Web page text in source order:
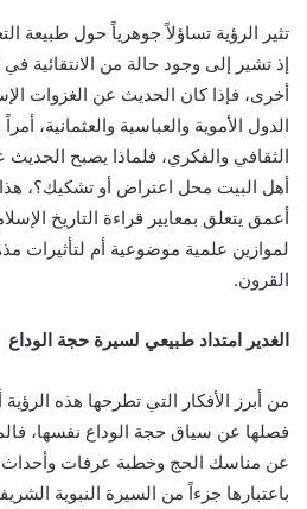
تثير الرؤية تساؤلاً جوهرياً حول طبيعة
إذ تشير إلى وجود حالة من الانتقائية
أخرى، فإذا كان الحديث عن الغزوات
الدول الأموية والعباسية والعثمانية،
الثقافي والفكري، فلماذا يصبح الحديث
أهل البيت محل اعتراض أو تشكيك؟،
أعمق يتعلق بمعايير قراءة التاريخ
لموازين علمية موضوعية أم لتأثيرات
القرون.
الغدير امتداد طبيعي لسيرة حجة الوداع
من أبرز الأفكار التي تطرحها هذه الرؤية
فصلها عن سياق حجة الوداع نفسها،
عن مناسك الحج وخطبة عرفات وأحداث
باعتبارها جزءاً من السيرة النبوية